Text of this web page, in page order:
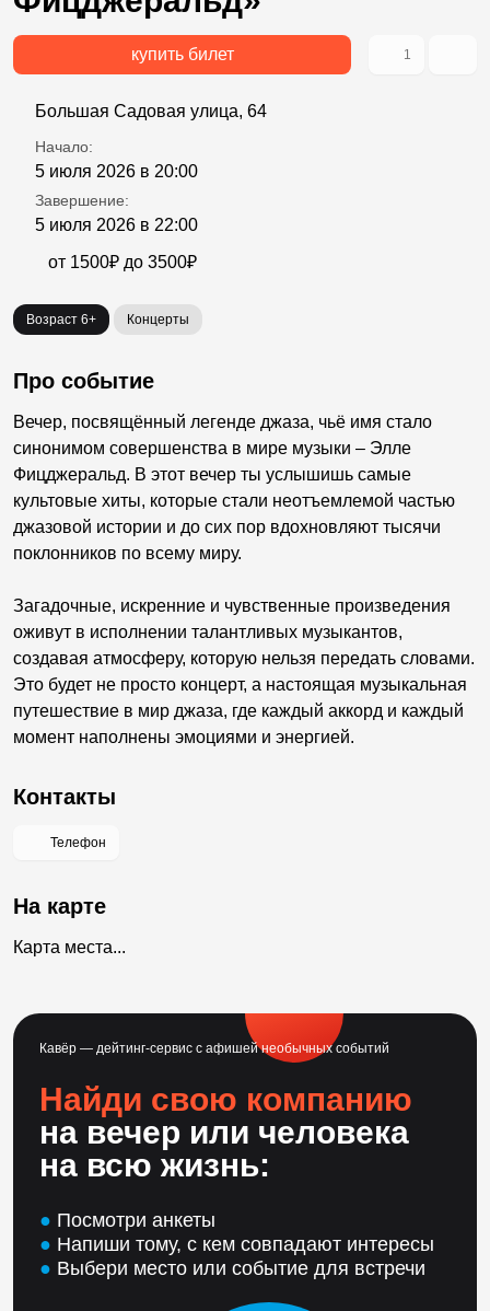
купить билет 1
Большая Садовая улица, 64
Начало:
5 июля 2026 в 20:00
Завершение:
5 июля 2026 в 22:00
от 1500₽ до 3500₽
Возраст 6+ Концерты
Про событие
Вечер, посвящённый легенде джаза, чьё имя стало
синонимом совершенства в мире музыки – Элле
Фицджеральд. В этот вечер ты услышишь самые
культовые хиты, которые стали неотъемлемой частью
джазовой истории и до сих пор вдохновляют тысячи
поклонников по всему миру.
Загадочные, искренние и чувственные произведения
оживут в исполнении талантливых музыкантов,
создавая атмосферу, которую нельзя передать словами.
Это будет не просто концерт, а настоящая музыкальная
путешествие в мир джаза, где каждый аккорд и каждый
момент наполнены эмоциями и энергией.
Контакты
Телефон
На карте
Карта места...
Кавёр — дейтинг-сервис с афишей необычных событий
Найди свою компанию
на вечер или человека
на всю жизнь:
● Посмотри анкеты
● Напиши тому, с кем совпадают интересы
● Выбери место или событие для встречи